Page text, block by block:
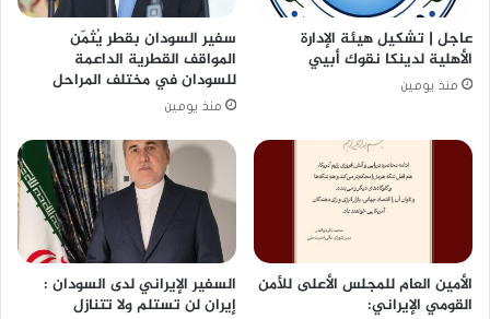
عاجل | تشكيل هيئة الإدارة
الأهلية لدينكا نقوك أبيي
منذ يومين
سفير السودان بقطر يُثمّن
المواقف القطرية الداعمة
للسودان في مختلف المراحل
منذ يومين
الأمين العام للمجلس الأعلى للأمن
القومي الإيراني:
السفير الإيراني لدى السودان :
إيران لن تستلم ولا تتنازل